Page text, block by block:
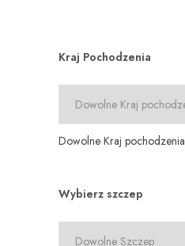
Kraj Pochodzenia
Dowolne Kraj pochodzenia
Wybierz szczep